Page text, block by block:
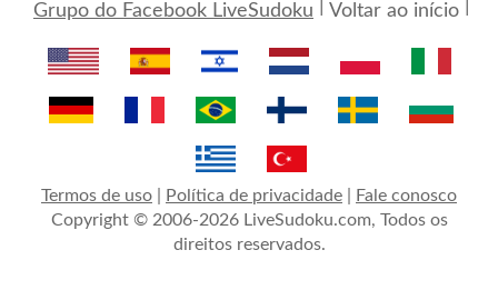
Grupo do Facebook LiveSudoku Voltar ao início
Termos de uso Política de privacidade
Fale conosco
Copyright © 2006-2026 LiveSudoku.com, Todos os
direitos reservados.